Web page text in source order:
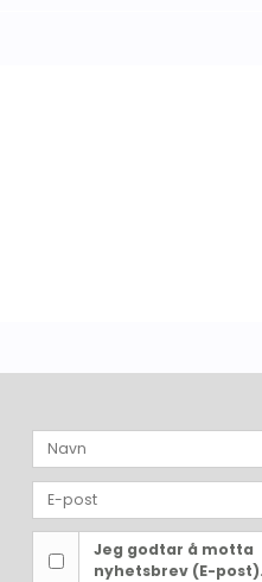
Jeg godtar å motta
nyhetsbrev (E-